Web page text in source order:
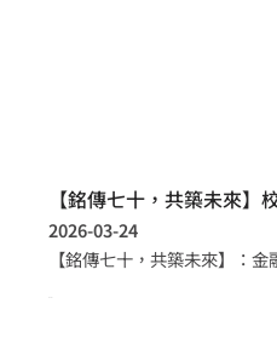
【銘傳七十，共築未來】
2026-03-24
【銘傳七十，共築未來】：